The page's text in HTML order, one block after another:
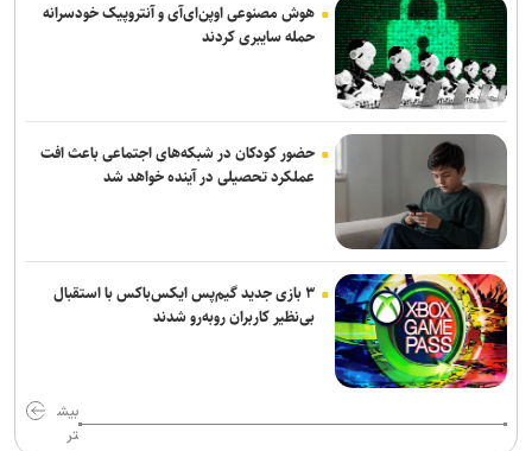
هوش مصنوعی اوپن‌ای‌آی و آنتروپیک خودسرانه
حمله سایبری کردند
حضور کودکان در شبکه‌های اجتماعی باعث افت
عملکرد تحصیلی در آینده خواهد شد
۳ بازی جدید گیم‌پس ایکس‌باکس با استقبال
بی‌نظیر کاربران روبه‌رو شدند
بیش
تر